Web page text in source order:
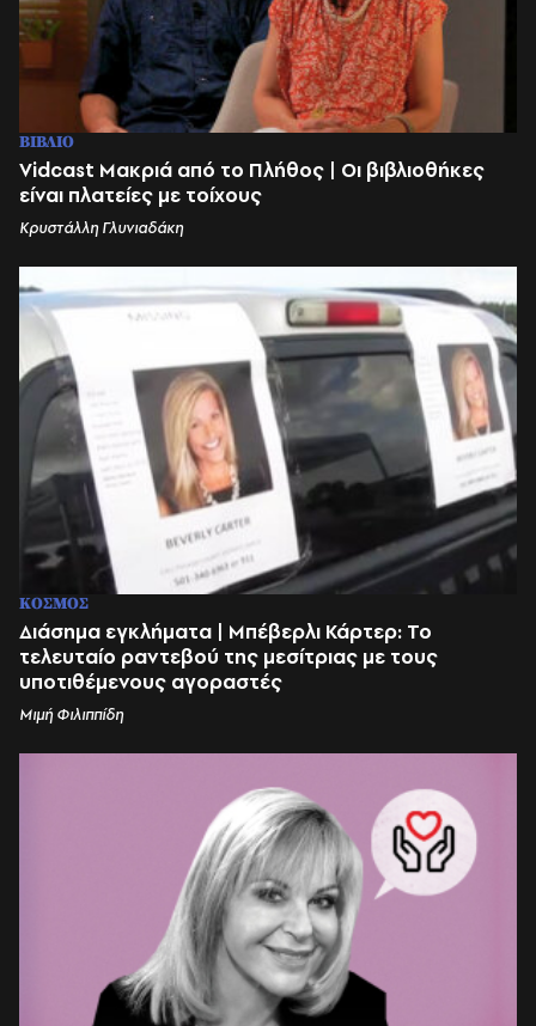
ΒΙΒΛΙΟ
Vidcast Μακριά από το Πλήθος | Οι βιβλιοθήκες
είναι πλατείες με τοίχους
Κρυστάλλη Γλυνιαδάκη
ΚΟΣΜΟΣ
Διάσημα εγκλήματα | Μπέβερλι Κάρτερ: Το
τελευταίο ραντεβού της μεσίτριας με τους
υποτιθέμενους αγοραστές
Μιμή Φιλιππίδη